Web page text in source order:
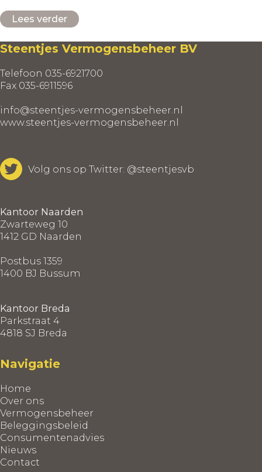
Lees verder
Steentjes Vermogensbeheer BV
Telefoon 035-6921700
Fax 035-6911596
info@steentjes-vermogensbeheer.nl
www.steentjes-vermogensbeheer.nl
Volg ons op Twitter: @steentjesvb
Kantoor Naarden
Zwarteweg 10
1412 GD Naarden
Postbus 1359
1400 BJ Bussum
Kantoor Breda
Parkstraat 4
4818 SJ Breda
Navigatie
Home
Over ons
Vermogensbeheer
Beleggingsbeleid
Consumentenadvies
Nieuws
Contact